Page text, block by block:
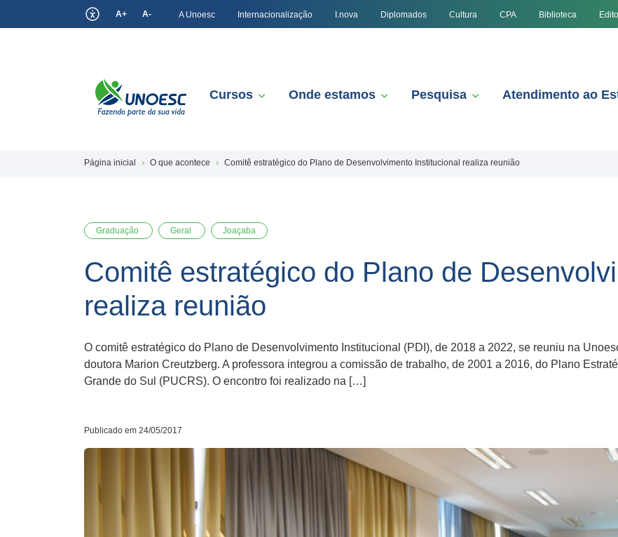
A+ A- A Unoesc Internacionalização I.nova Diplomados Cultura CPA Biblioteca
Cursos Onde estamos Pesquisa Atendimento ao
Página inicial O que acontece Comitê estratégico do Plano de Desenvolvimento Institucional realiza reunião
Graduação Geral Joaçaba
Comitê estratégico do Plano de
realiza reunião
O comitê estratégico do Plano de Desenvolvimento Institucional (PDI), de 2018 a 2022, se reuniu na
doutora Marion Creutzberg. A professora integrou a comissão de trabalho, de 2001 a 2016, do Plano
Grande do Sul (PUCRS). O encontro foi realizado na […]
Publicado em 24/05/2017